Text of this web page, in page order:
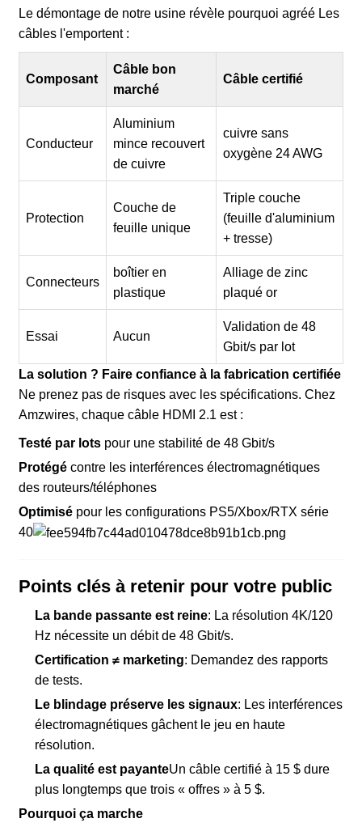
Le démontage de notre usine révèle pourquoi agrééLes
câbles l'emportent :
Composant
Câble bon
marché
Câble certifié
Conducteur
Aluminium
mince recouvert
de cuivre
cuivre sans
oxygène 24 AWG
Protection
Couche de
feuille unique
Triple couche
(feuille d'aluminium
+ tresse)
Connecteurs
boîtier en
plastique
Alliage de zinc
plaqué or
Essai Aucun
Validation de 48
Gbit/s par lot
La solution ? Faire confiance à la fabrication certifiée
Ne prenez pas de risques avec les spécifications. Chez
Amzwires, chaque câble HDMI 2.1 est :
Testé par lotspour une stabilité de 48 Gbit/s
Protégécontre les interférences électromagnétiques
des routeurs/téléphones
Optimisépour les configurations PS5/Xbox/RTX série
40
Points clés à retenir pour votre public
La bande passante est reine: La résolution 4K/120
Hz nécessite un débit de 48 Gbit/s.
Certification ≠ marketing: Demandez des rapports
de tests.
Le blindage préserve les signaux: Les interférences
électromagnétiques gâchent le jeu en haute
résolution.
La qualité est payanteUn câble certifié à 15 $ dure
plus longtemps que trois « offres » à 5 $.
Pourquoi ça marche